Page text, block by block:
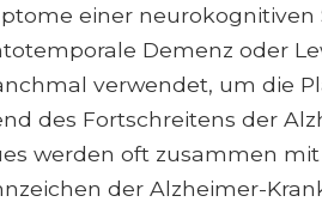
einer
Demenz oder
verwendet, um die
des Fortschreitens der
werden oft zusammen
der Alzheimer-